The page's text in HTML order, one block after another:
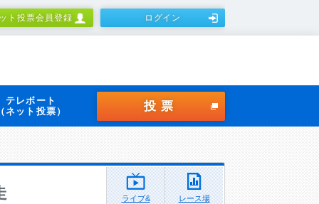
ト投票会員登録 ログイン
テレボート
ネット投票）
投票
ライブ&
レース場